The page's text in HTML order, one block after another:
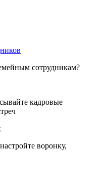
сотрудникам?
кадровые
воронку,